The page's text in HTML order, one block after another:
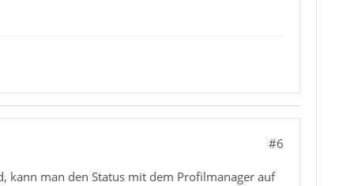
#6
man den Status mit dem Profilmanager auf